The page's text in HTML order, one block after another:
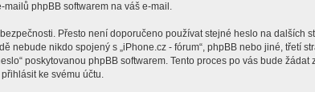
phpBB softwarem na váš e-mail.
Přesto není doporučeno používat stejné heslo na dalších
nebude nikdo spojený s „iPhone.cz - fórum“, phpBB nebo jiné, třetí
poskytovanou phpBB softwarem. Tento proces po vás bude
ke svému účtu.